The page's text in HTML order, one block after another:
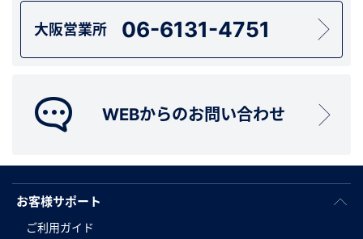
大阪営業所 06-6131-4751
WEBからのお問い合わせ
お客様サポート
ご利用ガイド